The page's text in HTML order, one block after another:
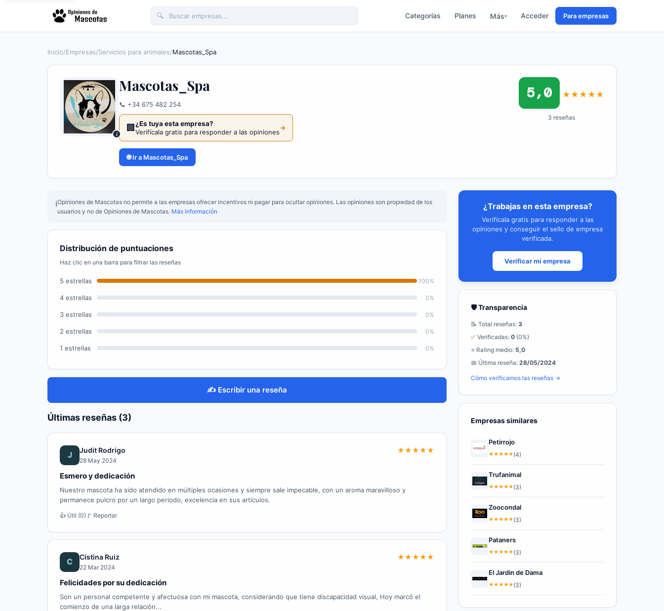
🔍 Categorías Planes Más▾ Acceder Para empresas
Inicio/Empresas/Servicios para animales/Mascotas_Spa
i
Mascotas_Spa
📞 +34 675 482 254
🏢¿Es tuya esta empresa?
Verifícala gratis para responder a las opiniones
→
🌐 Ir a Mascotas_Spa
5,0 ★ ★ ★ ★ ★
3 reseñas
ℹ️Opiniones de Mascotas no permite a las empresas ofrecer incentivos ni pagar para ocultar opiniones. Las opiniones son propiedad de los
usuarios y no de Opiniones de Mascotas. Más información
Distribución de puntuaciones
Haz clic en una barra para filtrar las reseñas
5 estrellas 100%
4 estrellas 0%
3 estrellas 0%
2 estrellas 0%
1 estrellas 0%
✍️ Escribir una reseña
Últimas reseñas (3)
J Judit Rodrigo
28 May 2024
★★★★★
Esmero y dedicación
Nuestro mascota ha sido atendido en múltiples ocasiones y siempre sale impecable, con un aroma maravilloso y
permanece pulcro por un largo periodo, excelencia en sus artículos.
👍 Útil (0) 🚩 Reportar
C Cistina Ruiz
22 Mar 2024
★★★★★
Felicidades por su dedicación
Son un personal competente y afectuosa con mi mascota, considerando que tiene discapacidad visual, Hoy marcó el
comienzo de una larga relación...
¿Trabajas en esta empresa?
Verifícala gratis para responder a las
opiniones y conseguir el sello de empresa
verificada.
Verificar mi empresa
🛡️ Transparencia
📝 Total reseñas: 3
✅ Verificadas: 0 (0%)
⭐ Rating medio: 5,0
📅 Última reseña: 28/05/2024
Cómo verificamos las reseñas →
Empresas similares
Petirrojo
★★★★★(4)
Trufanimal
★★★★★(3)
Zoocondal
★★★★★(3)
Pataners
★★★★★(3)
El Jardin de Dama
★★★★★(3)